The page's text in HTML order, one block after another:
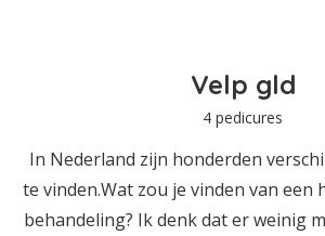
Velp gld
4 pedicures
In Nederland zijn honderden
te vinden.Wat zou je vinden van een
behandeling? Ik denk dat er weinig